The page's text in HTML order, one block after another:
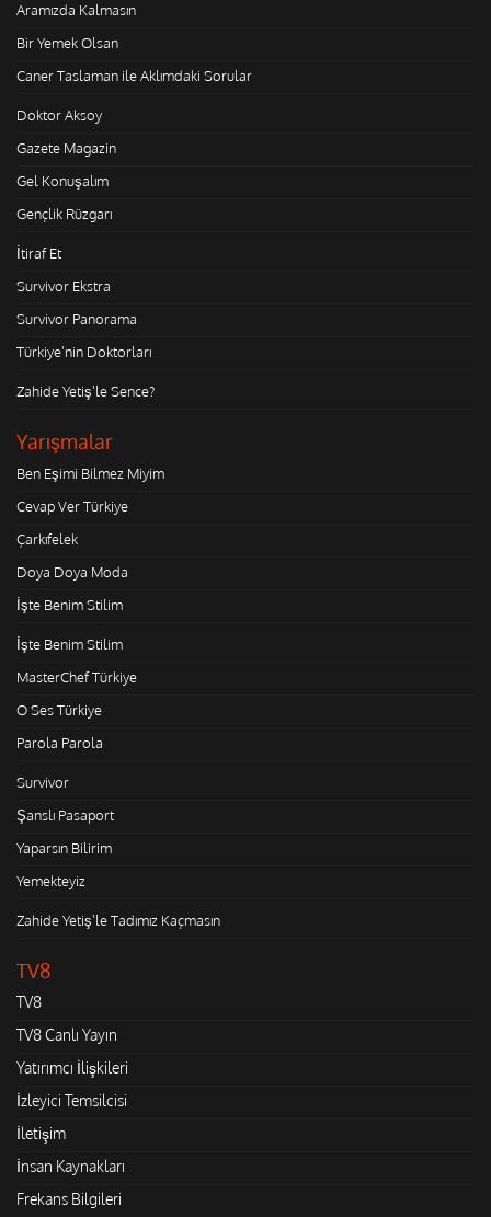
Aramızda Kalmasın
Bir Yemek Olsan
Caner Taslaman ile Aklımdaki Sorular
Doktor Aksoy
Gazete Magazin
Gel Konuşalım
Gençlik Rüzgarı
İtiraf Et
Survivor Ekstra
Survivor Panorama
Türkiye'nin Doktorları
Zahide Yetiş'le Sence?
Yarışmalar
Ben Eşimi Bilmez Miyim
Cevap Ver Türkiye
Çarkıfelek
Doya Doya Moda
İşte Benim Stilim
İşte Benim Stilim
MasterChef Türkiye
O Ses Türkiye
Parola Parola
Survivor
Şanslı Pasaport
Yaparsın Bilirim
Yemekteyiz
Zahide Yetiş'le Tadımız Kaçmasın
TV8
TV8
TV8 Canlı Yayın
Yatırımcı İlişkileri
İzleyici Temsilcisi
İletişim
İnsan Kaynakları
Frekans Bilgileri